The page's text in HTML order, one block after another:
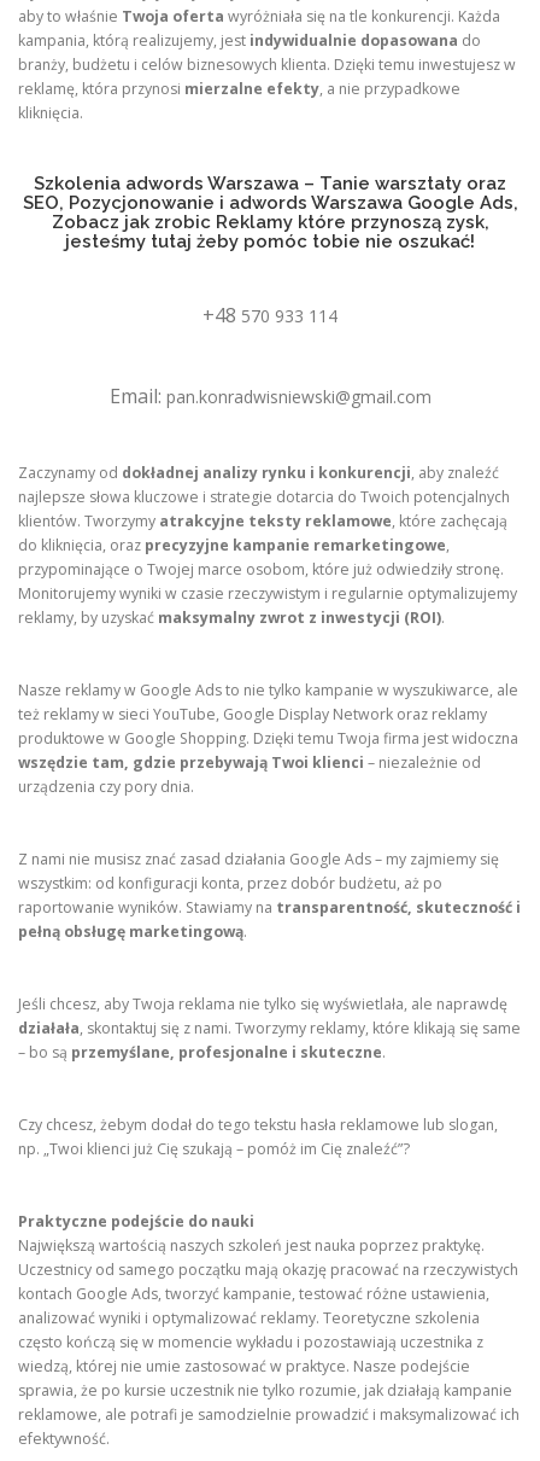
aby to właśnie Twoja oferta wyróżniała się na tle konkurencji. Każda
kampania, którą realizujemy, jest indywidualnie dopasowana do
branży, budżetu i celów biznesowych klienta. Dzięki temu inwestujesz w
reklamę, która przynosi mierzalne efekty, a nie przypadkowe
kliknięcia.
Szkolenia adwords Warszawa – Tanie warsztaty oraz
SEO, Pozycjonowanie i adwords Warszawa Google Ads,
Zobacz jak zrobic Reklamy które przynoszą zysk,
jesteśmy tutaj żeby pomóc tobie nie oszukać!
+48 570 933 114
Email: pan.konradwisniewski@gmail.com
Zaczynamy od dokładnej analizy rynku i konkurencji, aby znaleźć
najlepsze słowa kluczowe i strategie dotarcia do Twoich potencjalnych
klientów. Tworzymy atrakcyjne teksty reklamowe, które zachęcają
do kliknięcia, oraz precyzyjne kampanie remarketingowe,
przypominające o Twojej marce osobom, które już odwiedziły stronę.
Monitorujemy wyniki w czasie rzeczywistym i regularnie optymalizujemy
reklamy, by uzyskać maksymalny zwrot z inwestycji (ROI).
Nasze reklamy w Google Ads to nie tylko kampanie w wyszukiwarce, ale
też reklamy w sieci YouTube, Google Display Network oraz reklamy
produktowe w Google Shopping. Dzięki temu Twoja firma jest widoczna
wszędzie tam, gdzie przebywają Twoi klienci – niezależnie od
urządzenia czy pory dnia.
Z nami nie musisz znać zasad działania Google Ads – my zajmiemy się
wszystkim: od konfiguracji konta, przez dobór budżetu, aż po
raportowanie wyników. Stawiamy na transparentność, skuteczność i
pełną obsługę marketingową.
Jeśli chcesz, aby Twoja reklama nie tylko się wyświetlała, ale naprawdę
działała, skontaktuj się z nami. Tworzymy reklamy, które klikają się same
– bo są przemyślane, profesjonalne i skuteczne.
Czy chcesz, żebym dodał do tego tekstu hasła reklamowe lub slogan,
np. „Twoi klienci już Cię szukają – pomóż im Cię znaleźć”?
Praktyczne podejście do nauki
Największą wartością naszych szkoleń jest nauka poprzez praktykę.
Uczestnicy od samego początku mają okazję pracować na rzeczywistych
kontach Google Ads, tworzyć kampanie, testować różne ustawienia,
analizować wyniki i optymalizować reklamy. Teoretyczne szkolenia
często kończą się w momencie wykładu i pozostawiają uczestnika z
wiedzą, której nie umie zastosować w praktyce. Nasze podejście
sprawia, że po kursie uczestnik nie tylko rozumie, jak działają kampanie
reklamowe, ale potrafi je samodzielnie prowadzić i maksymalizować ich
efektywność.